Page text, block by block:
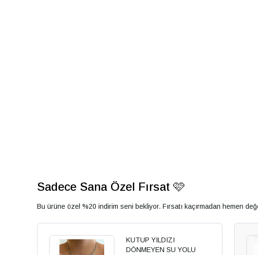
Sadece Sana Özel Fırsat 🩷
Bu ürüne özel %20 indirim seni bekliyor. Fırsatı kaçırmadan hemen
KUTUP YILDIZI
DÖNMEYEN SU YOLU